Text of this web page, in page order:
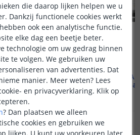
)
194,95
Ledlenser
OP VOORRAAD
die daarop lijken helpen we u
Dankzij functionele cookies werkt
ook een analytische functie.
elke dag een beetje beter.
technologie om uw gedrag binnen
te volgen. We gebruiken uw
van advertenties. Dat
manier. Meer weten? Lees
en privacyverklaring. Klik op
? Dan plaatsen we alleen
cookies en gebruiken we
lijken. U kunt uw voorkeuren later